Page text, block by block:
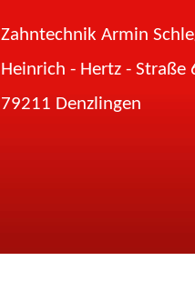
Zahntechnik Armin
Heinrich - Hertz - Straße
79211 Denzlingen